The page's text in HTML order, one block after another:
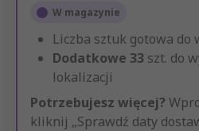
W magazynie
Liczba sztuk gotowa do
Dodatkowe 33 szt. do
lokalizacji
Potrzebujesz więcej?
kliknij „Sprawdź daty